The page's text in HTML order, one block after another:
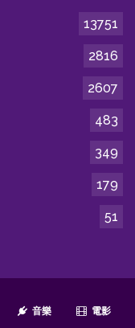
13751
2816
2607
483
349
179
51
音樂 電影